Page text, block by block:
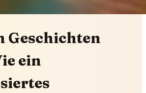
Geschichten
ein